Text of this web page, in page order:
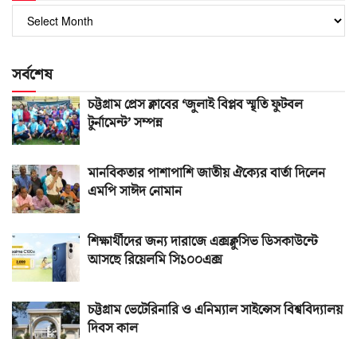
পুরোনো
সংখ্যা
সর্বশেষ
চট্টগ্রাম প্রেস ক্লাবের ‘জুলাই বিপ্লব স্মৃতি ফুটবল
টুর্নামেন্ট’ সম্পন্ন
মানবিকতার পাশাপাশি জাতীয় ঐক্যের বার্তা দিলেন
এমপি সাঈদ নোমান
শিক্ষার্থীদের জন্য দারাজে এক্সক্লুসিভ ডিসকাউন্টে
আসছে রিয়েলমি সি১০০এক্স
চট্টগ্রাম ভেটেরিনারি ও এনিম্যাল সাইন্সেস বিশ্ববিদ্যালয়
দিবস কাল